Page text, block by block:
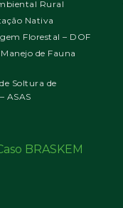
Rural
Nativa
Florestal – DOF
de Fauna
Soltura de
ASAS
BRASKEM